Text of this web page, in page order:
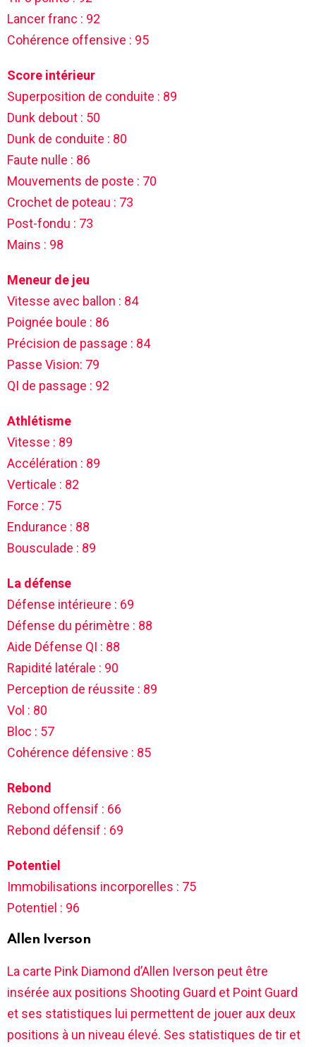
Lancer franc : 92
Cohérence offensive : 95
Score intérieur
Superposition de conduite : 89
Dunk debout : 50
Dunk de conduite : 80
Faute nulle : 86
Mouvements de poste : 70
Crochet de poteau : 73
Post-fondu : 73
Mains : 98
Meneur de jeu
Vitesse avec ballon : 84
Poignée boule : 86
Précision de passage : 84
Passe Vision: 79
QI de passage : 92
Athlétisme
Vitesse : 89
Accélération : 89
Verticale : 82
Force : 75
Endurance : 88
Bousculade : 89
La défense
Défense intérieure : 69
Défense du périmètre : 88
Aide Défense QI : 88
Rapidité latérale : 90
Perception de réussite : 89
Vol : 80
Bloc : 57
Cohérence défensive : 85
Rebond
Rebond offensif : 66
Rebond défensif : 69
Potentiel
Immobilisations incorporelles : 75
Potentiel : 96
Allen Iverson
La carte Pink Diamond d’Allen Iverson peut être
insérée aux positions Shooting Guard et Point Guard
et ses statistiques lui permettent de jouer aux deux
positions à un niveau élevé. Ses statistiques de tir et